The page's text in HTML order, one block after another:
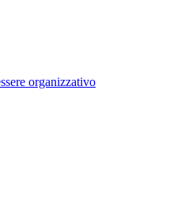
organizzativo